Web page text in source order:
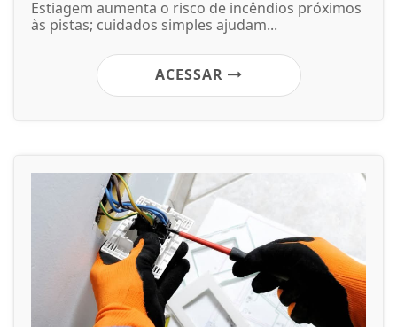
Estiagem aumenta o risco de incêndios próximos
às pistas; cuidados simples ajudam...
ACESSAR